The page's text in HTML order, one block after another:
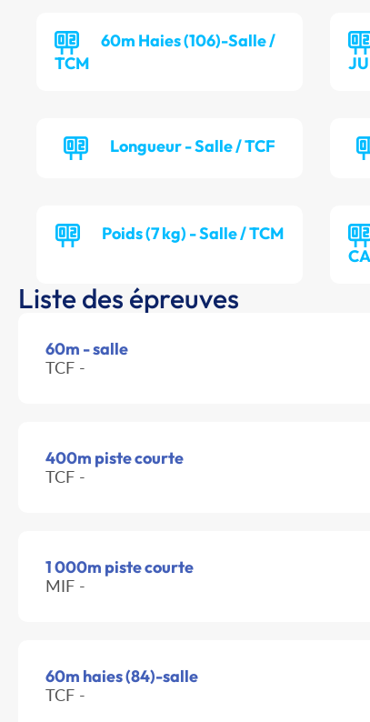
60m Haies (106)-Salle /
TCM
Longueur - Salle / TCF
Poids (7 kg) - Salle / TCM
Liste des épreuves
60m - salle
TCF -
400m piste courte
TCF -
1 000m piste courte
MIF -
60m haies (84)-salle
TCF -